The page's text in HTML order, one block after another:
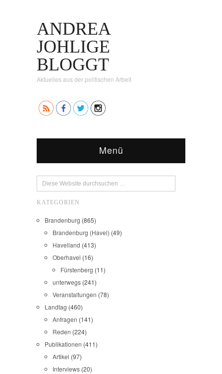
ANDREA
JOHLIGE
BLOGGT
Aktuelles aus der politischen Arbeit
Menü
KATEGORIEN
Brandenburg (865)
Brandenburg (Havel) (49)
Havelland (413)
Oberhavel (16)
Fürstenberg (11)
unterwegs (241)
Veranstaltungen (78)
Landtag (460)
Anfragen (141)
Reden (224)
Publikationen (411)
Artikel (97)
Interviews (20)